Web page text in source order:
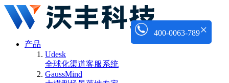
产品
Udesk
全球化渠道客服系统
GaussMind
400-0063-789×